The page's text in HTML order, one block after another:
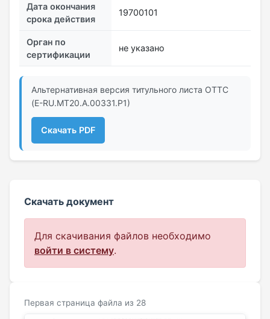
Дата окончания
срока действия
19700101
Орган по
сертификации
не указано
Альтернативная версия титульного листа ОТТС
(Е-RU.MT20.А.00331.Р1)
Скачать PDF
Скачать документ
Для скачивания файлов необходимо
войти в систему.
Первая страница файла из 28